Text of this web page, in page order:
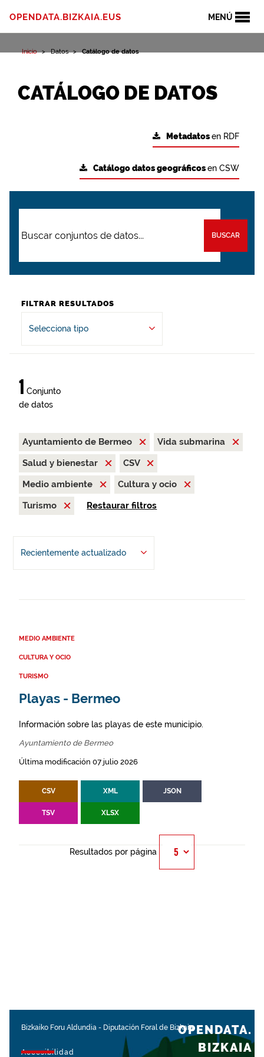
MENÚ
OPENDATA.BIZKAIA.EUS
Inicio Datos Catálogo de datos
CATÁLOGO DE DATOS
Metadatosen RDF
Catálogo datos geográficosen CSW
BUSCAR
FILTRAR RESULTADOS
Selecciona tipo
1 Conjunto
de datos
Ayuntamiento de Bermeo
Vida submarina
Salud y bienestar
CSV
Medio ambiente
Cultura y ocio
Turismo
Restaurar filtros
Recientemente actualizado
MEDIO AMBIENTE
CULTURA Y OCIO
TURISMO
Playas - Bermeo
Información sobre las playas de este municipio.
Ayuntamiento de Bermeo
Última modificación 07 julio 2026
CSV XML JSON
TSV XLSX
Resultados por página
Bizkaiko Foru Aldundia - Diputación Foral de Bizkaia
Accesibilidad
OPENDATA.
BIZKAIA